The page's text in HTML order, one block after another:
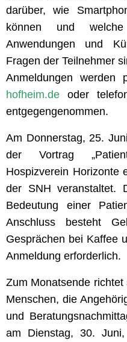
darüber, wie
können und welche
Anwendungen und
Fragen der Teilnehmer
Anmeldungen werden
hofheim.de oder
entgegengenommen.
Am Donnerstag, 25.
der Vortrag
Hospizverein Horizonte
der SNH veranstaltet.
Bedeutung einer
Anschluss besteht
Gesprächen bei Kaffee
Anmeldung erforderlich.
Zum Monatsende
Menschen, die
und
am Dienstag, 30.